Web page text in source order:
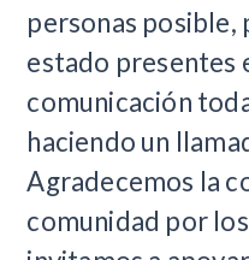
personas posible,
estado presentes
comunicación
haciendo un
Agradecemos la
comunidad por